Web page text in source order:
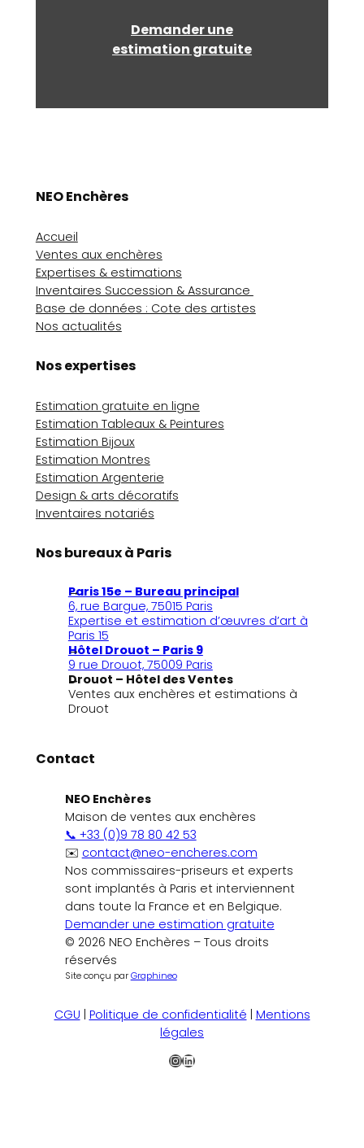
Demander une
estimation gratuite
NEO Enchères
Accueil
Ventes aux enchères
Expertises & estimations
Inventaires Succession & Assurance
Base de données : Cote des artistes
Nos actualités
Nos expertises
Estimation gratuite en ligne
Estimation Tableaux & Peintures
Estimation Bijoux
Estimation Montres
Estimation Argenterie
Design & arts décoratifs
Inventaires notariés
Nos bureaux à Paris
Paris 15e – Bureau principal
6, rue Bargue, 75015 Paris
Expertise et estimation d’œuvres d’art à
Paris 15
Hôtel Drouot – Paris 9
9 rue Drouot, 75009 Paris
Drouot – Hôtel des Ventes
Ventes aux enchères et estimations à
Drouot
Contact
NEO Enchères
Maison de ventes aux enchères
📞 +33 (0)9 78 80 42 53
✉️ contact@neo-encheres.com
Nos commissaires-priseurs et experts
sont implantés à Paris et interviennent
dans toute la France et en Belgique.
Demander une estimation gratuite
© 2026 NEO Enchères – Tous droits
réservés
Site conçu parGraphineo
CGU | Politique de confidentialité | Mentions
légales
Instagram
LinkedIn